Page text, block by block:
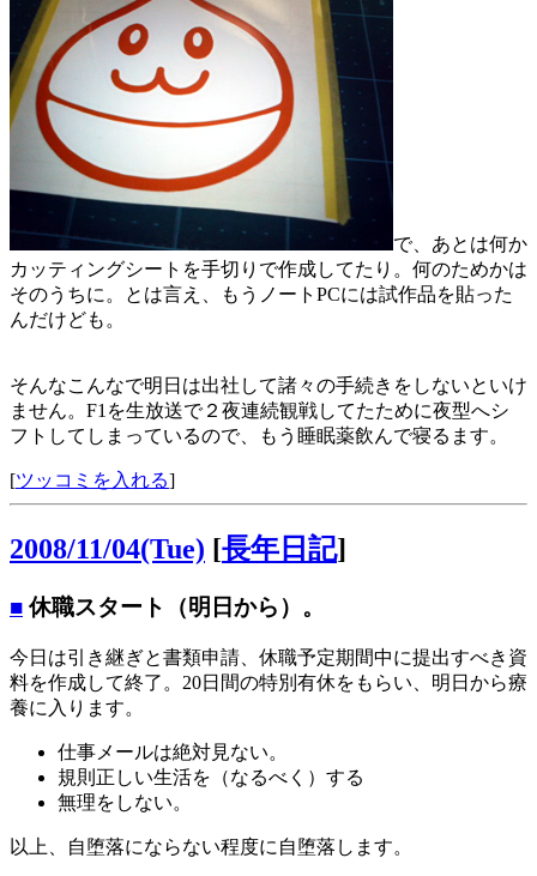
で、あとは何か
カッティングシートを手切りで作成してたり。何のためかは
そのうちに。とは言え、もうノートPCには試作品を貼った
んだけども。
そんなこんなで明日は出社して諸々の手続きをしないといけ
ません。F1を生放送で２夜連続観戦してたために夜型へシ
フトしてしまっているので、もう睡眠薬飲んで寝るます。
[ツッコミを入れる]
2008/11/04(Tue) [長年日記]
■ 休職スタート（明日から）。
今日は引き継ぎと書類申請、休職予定期間中に提出すべき資
料を作成して終了。20日間の特別有休をもらい、明日から療
養に入ります。
仕事メールは絶対見ない。
規則正しい生活を（なるべく）する
無理をしない。
以上、自堕落にならない程度に自堕落します。